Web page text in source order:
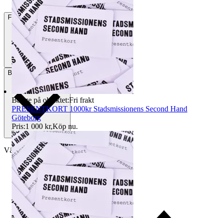
Frakt59 kr DSV
Betalning Via Tradera
Välj till köparskydd
Badge på objektet:Fri frakt
PRESENTKORT 1000kr Stadsmissionens Second Hand
Göteborg
Pris:1 000 kr,Köp nu.